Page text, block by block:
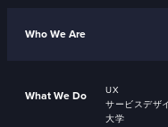
Who We Are
What We Do UX
サービスデザ
大学